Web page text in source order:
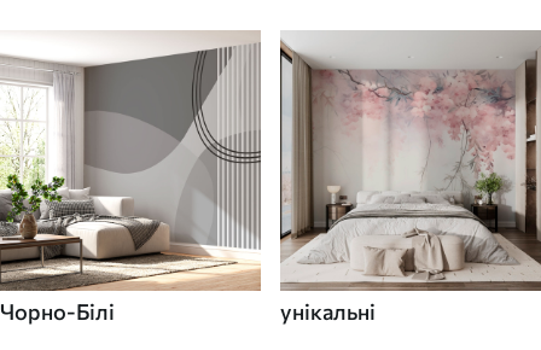
Чорно-Білі унікальні